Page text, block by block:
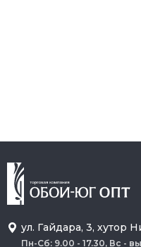
ул. Гайдара, 3, хутор
Пн-Сб: 9.00 - 17.30, Вс -